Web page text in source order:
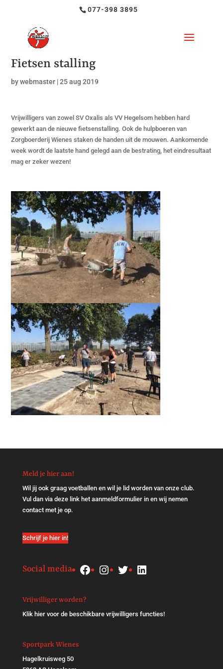
077-398 3895
Fietsen stalling
bywebmaster |25 aug 2019
Vrijwilligers van zowel SV Oxalis als VV Hegelsom hebben hard
gewerkt aan de nieuwe fietsenstalling. Ook de hulpboeren van
Zorgboerderij Wienes staken de handen uit de mouwen. Aankomende
week wordt de laatste hand gelegd aan de bestrating, het eindresultaat
mag er zeker wezen!
Meld je hier aan!
Wil jij ook graag voetballen en wil je lid worden van onze club.
Vul dan via deze linkhet aanmeldformulier in en wij nemen
contact met je op.
Schrijf je hier in!
Social media Facebook
Instagram
TwitterLinkedIn
Vrijwilliger worden?
Klik hiervoor de beschikbare vrijwilligers functies!
Sportpark Wienes
Hagelkruisweg 50